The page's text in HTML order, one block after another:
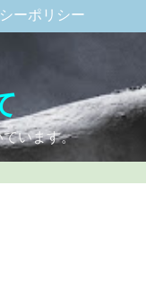
ーポリシー
います。